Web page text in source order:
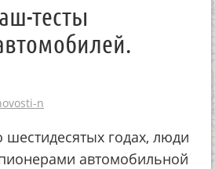
тесты
n
шестидесятых годах, люди
автомобильной